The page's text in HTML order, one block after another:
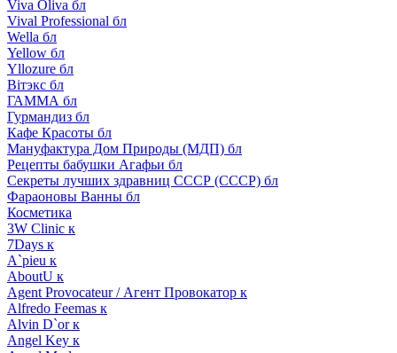
Viva Oliva бл
Vival Professional бл
Wella бл
Yellow бл
Yllozure бл
Вiтэкс бл
ГАММА бл
Гурмандиз бл
Кафе Красоты бл
Мануфактура Дом Природы (МДП) бл
Рецепты бабушки Агафьи бл
Секреты лучших здравниц СССР (СССР) бл
Фараоновы Ванны бл
Косметика
3W Clinic к
7Days к
A`pieu к
AboutU к
Agent Provocateur / Агент Провокатор к
Alfredo Feemas к
Alvin D`or к
Angel Key к